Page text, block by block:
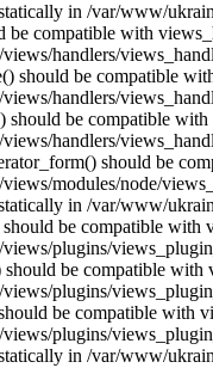
in /var/www/
compatible with
handlers/
should be compatible
handlers/
be compatible
handlers/
should be
modules/node/
in /var/www/
be compatible with
plugins/
be compatible
plugins/
be compatible with
plugins/
in /var/www/